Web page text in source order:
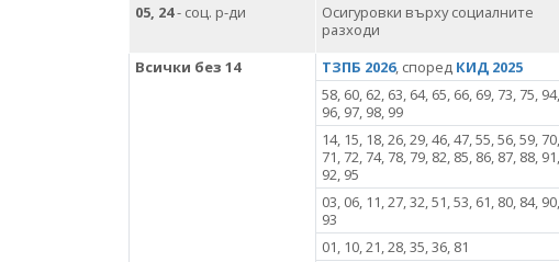
05, 24- соц. р-ди
Осигуровки върху социалните
разходи
Всички без 14
ТЗПБ 2026, според КИД 2025
58, 60, 62, 63, 64, 65, 66, 69, 73, 75, 94,
96, 97, 98, 99
14, 15, 18, 26, 29, 46, 47, 55, 56, 59, 70,
71, 72, 74, 78, 79, 82, 85, 86, 87, 88, 91,
92, 95
03, 06, 11, 27, 32, 51, 53, 61, 80, 84, 90,
93
01, 10, 21, 28, 35, 36, 81